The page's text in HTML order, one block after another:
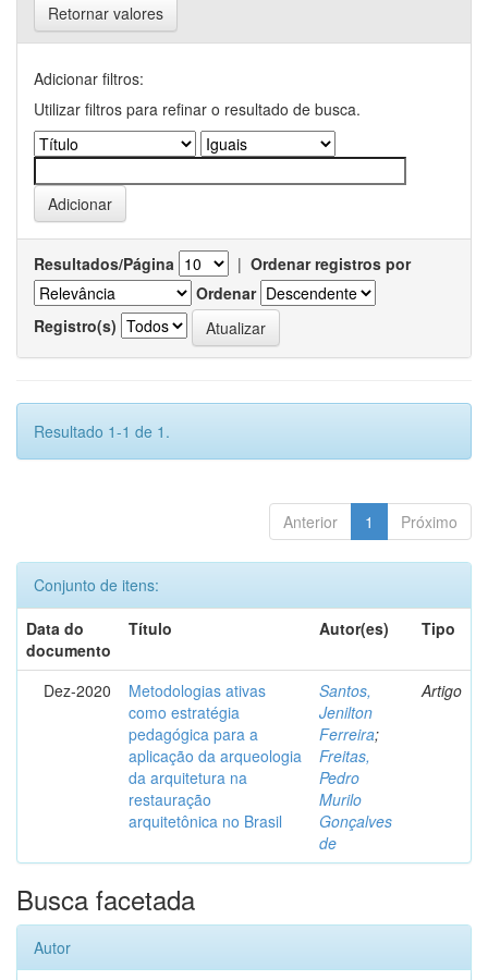
Retornar valores
Adicionar filtros:
Utilizar filtros para refinar o resultado de busca.
Resultados/Página | Ordenar registros por
Ordenar
Registro(s)
Resultado 1-1 de 1.
Anterior 1 Próximo
Conjunto de itens:
Data do
documento
Título Autor(es) Tipo
Dez-2020
Metodologias ativas
como estratégia
pedagógica para a
aplicação da arqueologia
da arquitetura na
restauração
arquitetônica no Brasil
Santos,
Jenilton
Ferreira;
Freitas,
Pedro
Murilo
Gonçalves
de
Artigo
Busca facetada
Autor